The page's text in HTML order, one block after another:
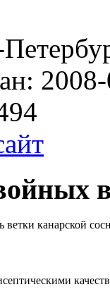
ветки канарской